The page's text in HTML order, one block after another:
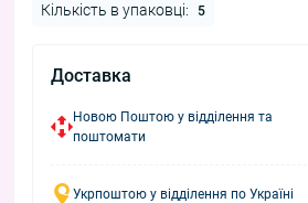
Кількість в упаковці: 5
Доставка
Новою Поштою у відділення та
поштомати
Укрпоштою у відділення по Україні